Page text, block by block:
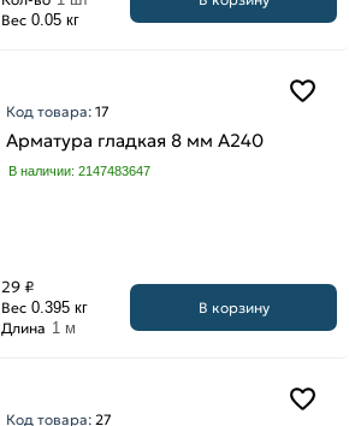
Вес 0.05 кг
Код товара:17
Арматура гладкая 8 мм A240
В наличии: 2147483647
29 ₽
Вес 0.395 кг
Длина 1 м
В корзину
Код товара: 27